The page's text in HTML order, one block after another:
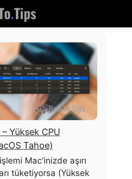
​​Yüksek CPU
Tahoe)
Mac'inizde aşırı
tüketiyorsa (Yüksek